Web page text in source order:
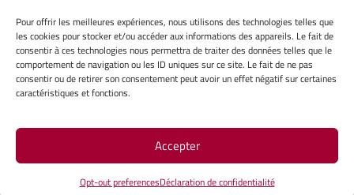
Pour offrir les meilleures expériences, nous utilisons des technologies telles que
les cookies pour stocker et/ou accéder aux informations des appareils. Le fait de
consentir à ces technologies nous permettra de traiter des données telles que le
comportement de navigation ou les ID uniques sur ce site. Le fait de ne pas
consentir ou de retirer son consentement peut avoir un effet négatif sur certaines
caractéristiques et fonctions.
Accepter
Opt-out preferencesDéclaration de confidentialité
INFORMATIONS LÉGALES
Mentions légales
Gérer mes cookies
Politique de cookies
Avertissement
Site Officiel - LEDI @ 2026
Copyright Université de Bourgogne Europe